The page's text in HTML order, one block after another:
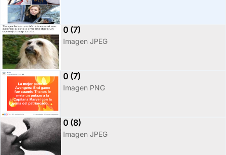
0 (7)
Imagen JPEG
0 (7)
Imagen PNG
0 (8)
Imagen JPEG